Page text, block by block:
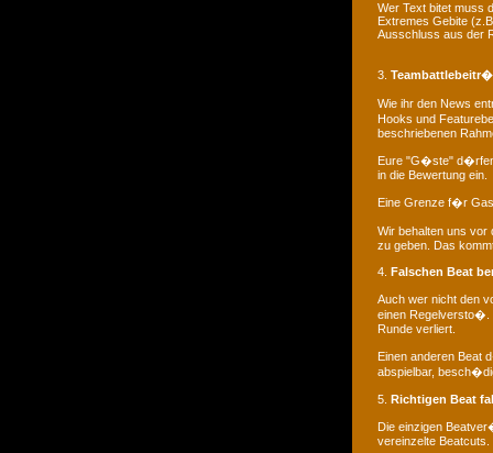
Wer Text bitet muss
Extremes Gebite
Ausschluss aus der
3.
Wie ihr den News
Hooks und
beschriebenen
Eure "G�ste" d�rfen
in die Bewertung ein.
Eine Grenze f�r
Wir behalten uns
zu geben. Das
4. Falschen Beat
Auch wer nicht den
einen Regelversto�.
Runde verliert.
Einen anderen Beat
abspielbar,
5. Richtigen Beat
Die einzigen
vereinzelte Beatcuts.